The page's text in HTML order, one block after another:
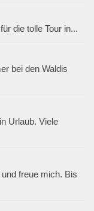
die tolle Tour in...
bei den Waldis
Urlaub. Viele
freue mich. Bis